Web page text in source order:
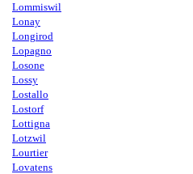
Lommiswil
Lonay
Longirod
Lopagno
Losone
Lossy
Lostallo
Lostorf
Lottigna
Lotzwil
Lourtier
Lovatens